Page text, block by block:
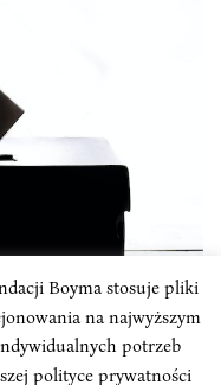
wyborów
Boyma stosuje pliki
na najwyższym
potrzeb
polityce prywatności